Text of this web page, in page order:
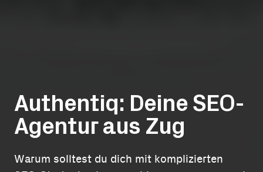
Authentiq: Deine SEO-
Agentur aus Zug
Warum solltest du dich mit komplizierten